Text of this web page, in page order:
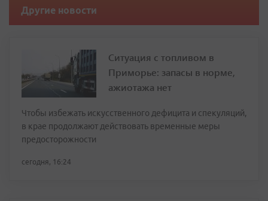
Другие новости
Ситуация с топливом в
Приморье: запасы в норме,
ажиотажа нет
Чтобы избежать искусственного дефицита и спекуляций,
в крае продолжают действовать временные меры
предосторожности
сегодня, 16:24